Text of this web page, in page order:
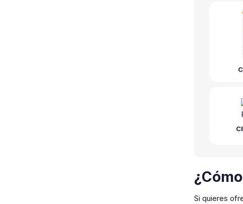
Si quieres